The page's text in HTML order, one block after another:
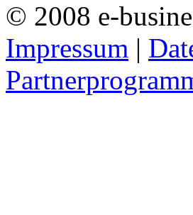
© 2008 e-
Impressum |